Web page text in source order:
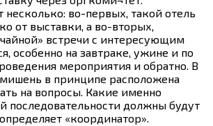
во-первых, такой отель
от выставки, а во-вторых,
встречи с интересующим
особенно на завтраке, ужине и по
мероприятия и обратно. В
в принципе расположена
на вопросы. Какие именно
последовательности должны будут
«координатор».